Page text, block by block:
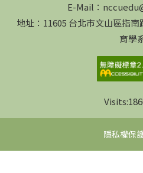
E-Mail：
地址：11605 台北市文山區指
育學
Visits:
隱私權保